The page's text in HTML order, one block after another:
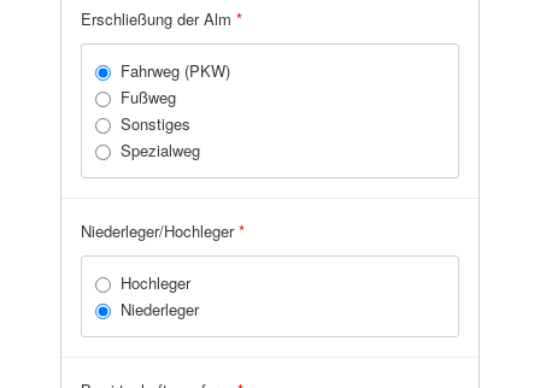
Erschließung der Alm*
Fahrweg (PKW)
Fußweg
Sonstiges
Spezialweg
Niederleger/Hochleger*
Hochleger
Niederleger